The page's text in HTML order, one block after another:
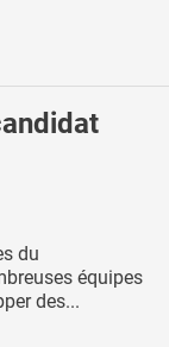
du
équipes
des...